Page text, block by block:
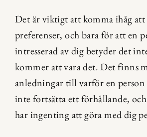
Det är viktigt att komma ihåg
preferenser, och bara för att en
intresserad av dig betyder det
kommer att vara det. Det finns
anledningar till varför en person
inte fortsätta ett förhållande,
har ingenting att göra med dig